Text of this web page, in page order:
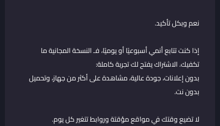
نعم وبكل تأكيد.
إذا كنت تتابع أنمي أسبوعيًا أو يوميًا، فـ النسخة المجانية ما
تكفيك. الاشتراك يفتح لك تجربة كاملة:
بدون إعلانات، جودة عالية، مشاهدة على أكثر من جهاز، وتحميل
بدون نت.
لا تضيع وقتك في مواقع مؤقتة وروابط تتغير كل يوم.